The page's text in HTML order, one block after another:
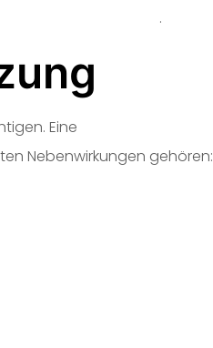
.
Eine
Nebenwirkungen gehören: